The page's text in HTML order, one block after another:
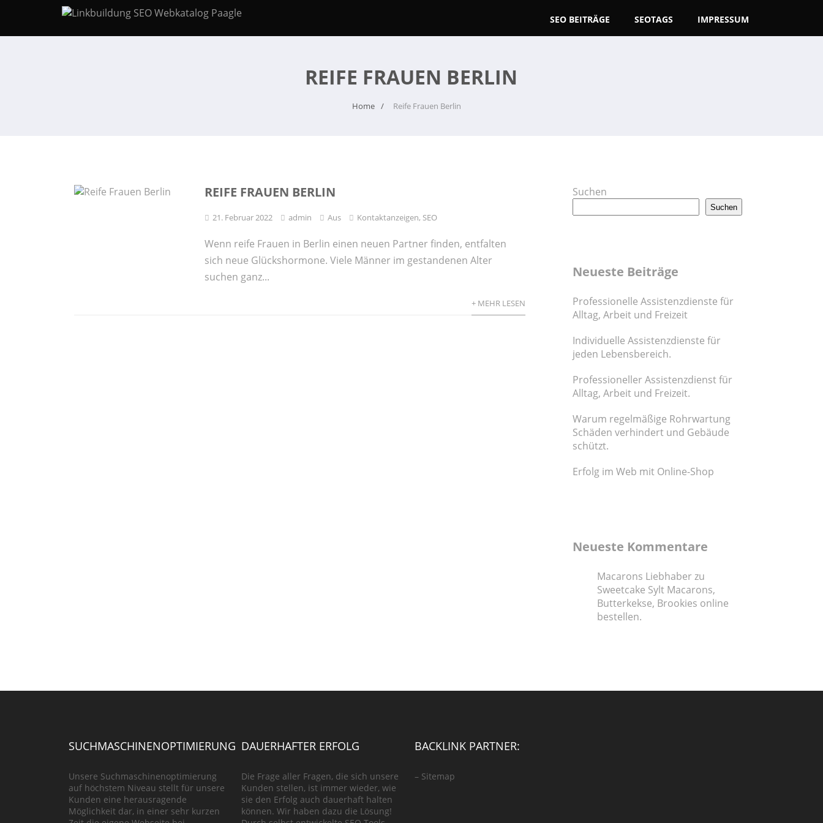
SEO BEITRÄGE SEOTAGS IMPRESSUM
REIFE FRAUEN BERLIN
Home Reife Frauen Berlin
REIFE FRAUEN BERLIN
21. Februar 2022 admin Aus Kontaktanzeigen, SEO
Wenn reife Frauen in Berlin einen neuen Partner finden, entfalten
sich neue Glückshormone. Viele Männer im gestandenen Alter
suchen ganz...
+ MEHR LESEN
Suchen
Suchen
Neueste Beiträge
Professionelle Assistenzdienste für
Alltag, Arbeit und Freizeit
Individuelle Assistenzdienste für
jeden Lebensbereich.
Professioneller Assistenzdienst für
Alltag, Arbeit und Freizeit.
Warum regelmäßige Rohrwartung
Schäden verhindert und Gebäude
schützt.
Erfolg im Web mit Online-Shop
Neueste Kommentare
Macarons Liebhaber zu
Sweetcake Sylt Macarons,
Butterkekse, Brookies online
bestellen.
SUCHMASCHINENOPTIMIERUNG
Unsere Suchmaschinenoptimierung
auf höchstem Niveau stellt für unsere
Kunden eine herausragende
Möglichkeit dar, in einer sehr kurzen
DAUERHAFTER ERFOLG
Die Frage aller Fragen, die sich unsere
Kunden stellen, ist immer wieder, wie
sie den Erfolg auch dauerhaft halten
können. Wir haben dazu die Lösung!
BACKLINK PARTNER:
– Sitemap